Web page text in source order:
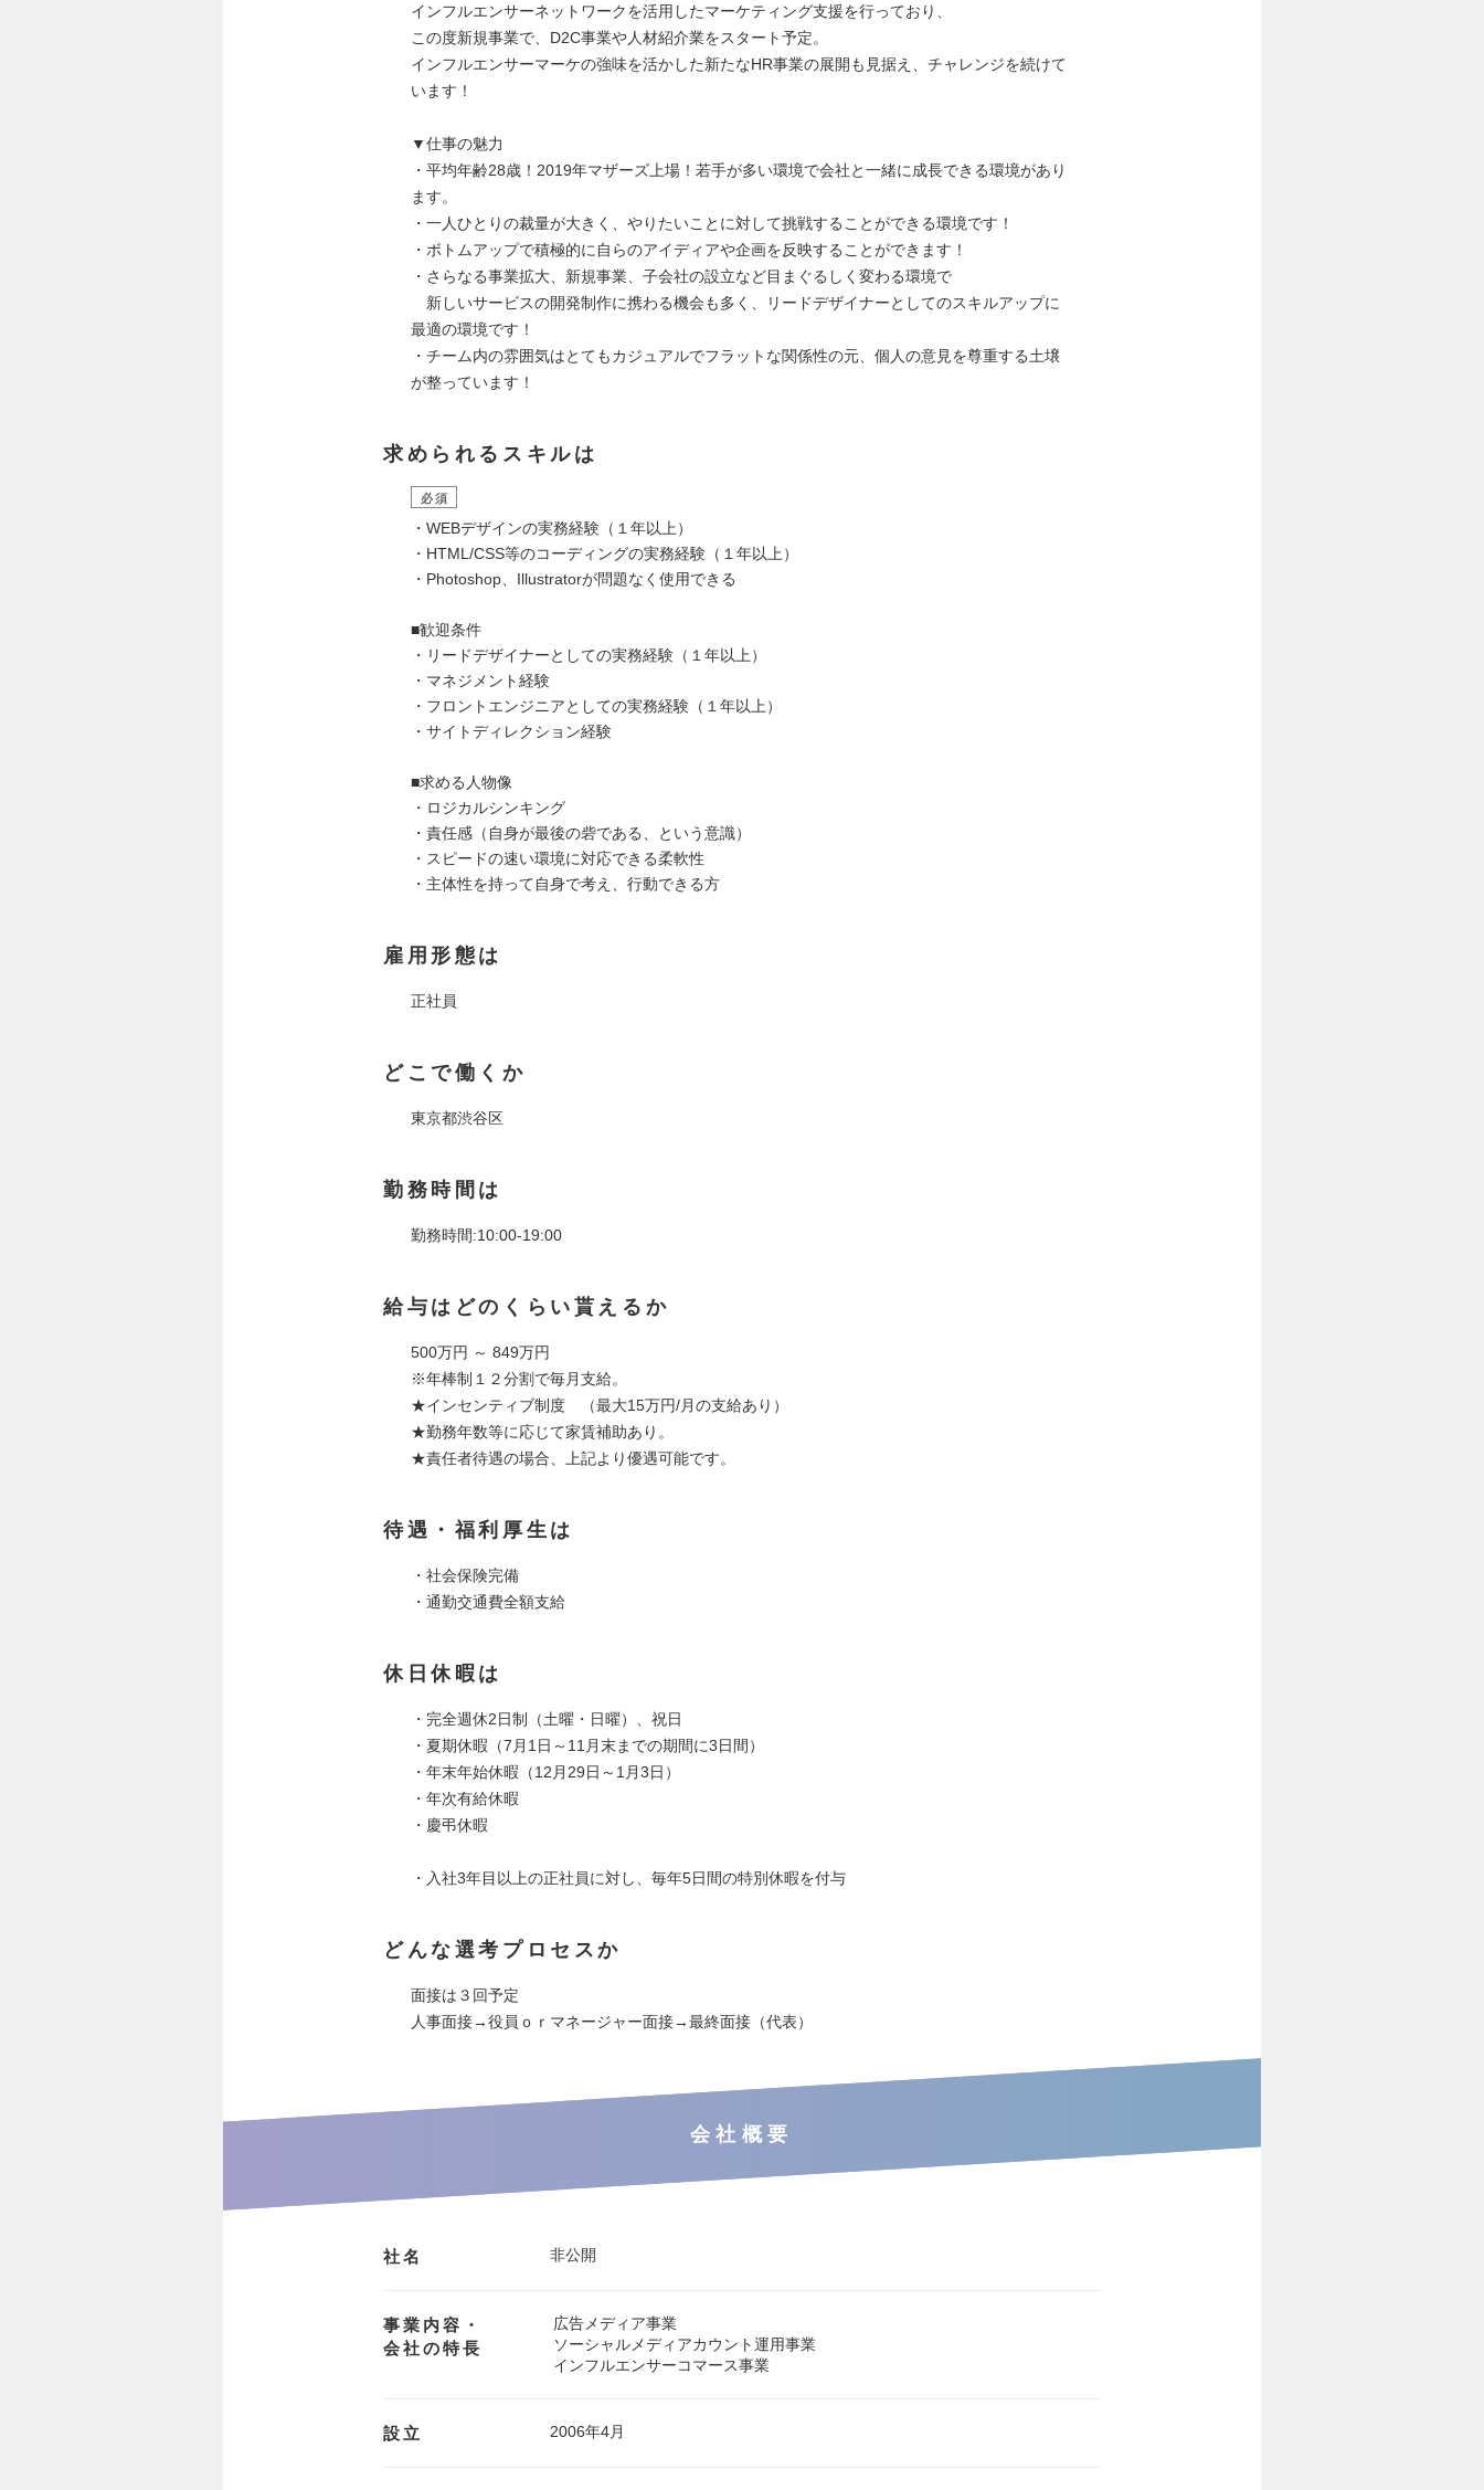
インフルエンサーネットワークを活用したマーケティング支援を行っており、
この度新規事業で、D2C事業や人材紹介業をスタート予定。
インフルエンサーマーケの強味を活かした新たなHR事業の展開も見据え、チャレンジを続けて
います！
▼仕事の魅力
・平均年齢28歳！2019年マザーズ上場！若手が多い環境で会社と一緒に成長できる環境があり
ます。
・一人ひとりの裁量が大きく、やりたいことに対して挑戦することができる環境です！
・ボトムアップで積極的に自らのアイディアや企画を反映することができます！
・さらなる事業拡大、新規事業、子会社の設立など目まぐるしく変わる環境で
新しいサービスの開発制作に携わる機会も多く、リードデザイナーとしてのスキルアップに
最適の環境です！
・チーム内の雰囲気はとてもカジュアルでフラットな関係性の元、個人の意見を尊重する土壌
が整っています！
求められるスキルは
必須
・WEBデザインの実務経験（１年以上）
・HTML/CSS等のコーディングの実務経験（１年以上）
・Photoshop、Illustratorが問題なく使用できる
■歓迎条件
・リードデザイナーとしての実務経験（１年以上）
・マネジメント経験
・フロントエンジニアとしての実務経験（１年以上）
・サイトディレクション経験
■求める人物像
・ロジカルシンキング
・責任感（自身が最後の砦である、という意識）
・スピードの速い環境に対応できる柔軟性
・主体性を持って自身で考え、行動できる方
雇用形態は
正社員
どこで働くか
東京都渋谷区
勤務時間は
勤務時間:10:00-19:00
給与はどのくらい貰えるか
500万円 ～ 849万円
※年棒制１２分割で毎月支給。
★インセンティブ制度 （最大15万円/月の支給あり）
★勤務年数等に応じて家賃補助あり。
★責任者待遇の場合、上記より優遇可能です。
待遇・福利厚生は
・社会保険完備
・通勤交通費全額支給
休日休暇は
・完全週休2日制（土曜・日曜）、祝日
・夏期休暇（7月1日～11月末までの期間に3日間）
・年末年始休暇（12月29日～1月3日）
・年次有給休暇
・慶弔休暇
・入社3年目以上の正社員に対し、毎年5日間の特別休暇を付与
どんな選考プロセスか
面接は３回予定
人事面接→役員ｏｒマネージャー面接→最終面接（代表）
会社概要
社名 非公開
事業内容・
会社の特長
広告メディア事業
ソーシャルメディアカウント運用事業
インフルエンサーコマース事業
設立 2006年4月